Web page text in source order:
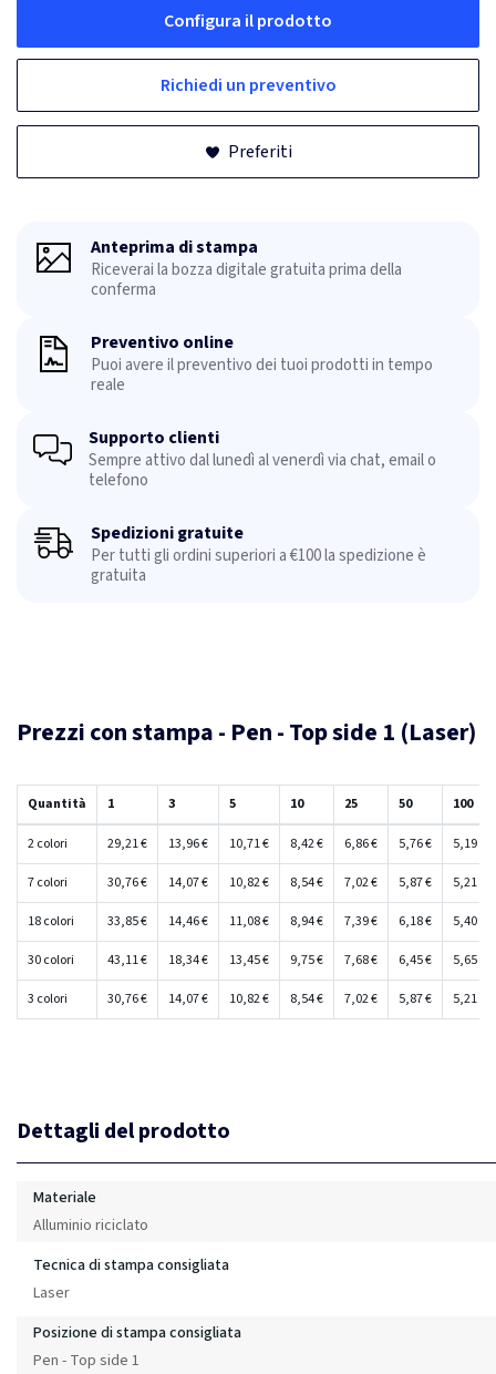
Configura il prodotto
Richiedi un preventivo
Preferiti
Anteprima di stampa
Riceverai la bozza digitale gratuita prima della
conferma
Preventivo online
Puoi avere il preventivo dei tuoi prodotti in tempo
reale
Supporto clienti
Sempre attivo dal lunedì al venerdì via chat, email o
telefono
Spedizioni gratuite
Per tutti gli ordini superiori a €100 la spedizione è
gratuita
Prezzi con stampa - Pen - Top side 1 (Laser)
Quantità 1 3 5 10 25 50 100
2 colori 29,21 € 13,96 € 10,71 € 8,42 € 6,86 € 5,76 € 5,19 €
7 colori 30,76 € 14,07 € 10,82 € 8,54 € 7,02 € 5,87 € 5,21 €
18 colori 33,85 € 14,46 € 11,08 € 8,94 € 7,39 € 6,18 € 5,40 €
30 colori 43,11 € 18,34 € 13,45 € 9,75 € 7,68 € 6,45 € 5,65 €
3 colori 30,76 € 14,07 € 10,82 € 8,54 € 7,02 € 5,87 € 5,21 €
Dettagli del prodotto
Materiale
Alluminio riciclato
Tecnica di stampa consigliata
Laser
Posizione di stampa consigliata
Pen - Top side 1